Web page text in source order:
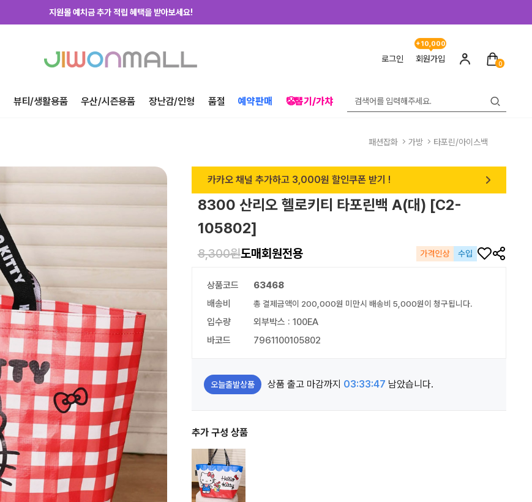
지원몰 위탁배송을 신청하세요!
지금 가입하고 첫구매 혜택 받아가세요! 로그인 회원가입
+10,000
0
뷰티/생활용품 우산/시즌용품 장난감/인형 품절 예약판매 🤡뽑기/가챠
패션잡화 가방 타포린/아이스백
카카오 채널 추가하고 3,000원 할인쿠폰 받기 !
8300 산리오 헬로키티 타포린백 A(대) [C2-
105802]
8,300원도매회원전용
상품코드
63468
배송비
총 결제금액이 200,000원 미만시 배송비 5,000원이 청구됩니다.
입수량
외부박스 : 100EA
바코드
7961100105802
오늘출발상품 상품 출고 마감까지 03:33:45 남았습니다.
추가 구성 상품